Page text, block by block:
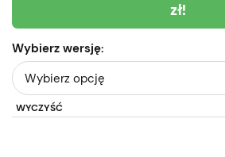
zł!
Wybierz wersję:
WYCZYŚĆ